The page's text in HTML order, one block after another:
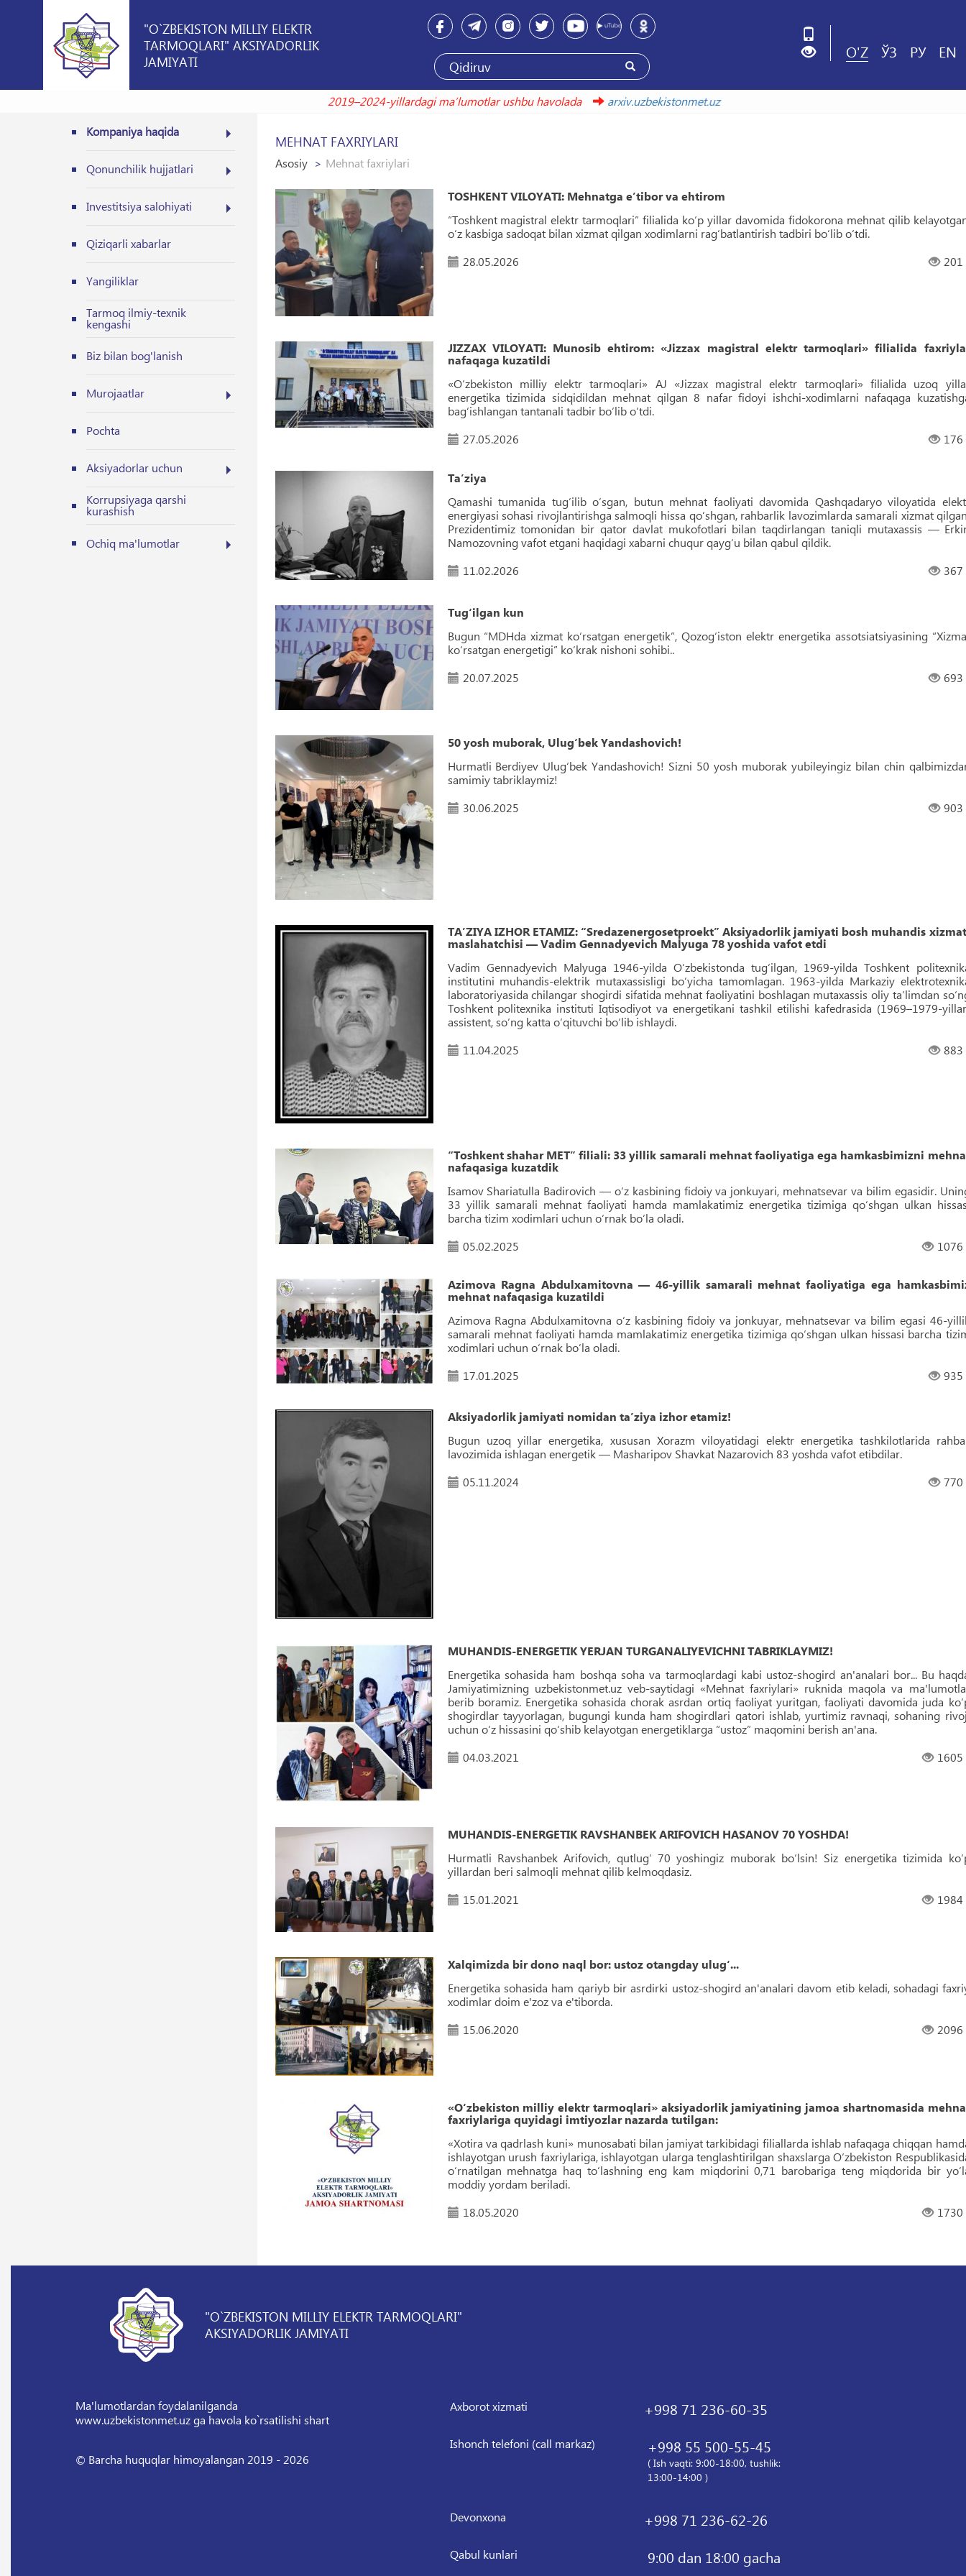
"O`ZBEKISTON MILLIY ELEKTR
TARMOQLARI" AKSIYADORLIK
JAMIYATI
O'Z ЎЗ РУ EN
2019–2024-yillardagi maʼlumotlar ushbu havolada
arxiv.uzbekistonmet.uz
Kompaniya haqida
Qonunchilik hujjatlari
Investitsiya salohiyati
Qiziqarli xabarlar
Yangiliklar
Tarmoq ilmiy-texnik
kengashi
Biz bilan bog'lanish
Murojaatlar
Pochta
Aksiyadorlar uchun
Korrupsiyaga qarshi
kurashish
Ochiq ma'lumotlar
MEHNAT FAXRIYLARI
Asosiy Mehnat faxriylari
TOSHKENT VILOYATI: Mehnatga e’tibor va ehtirom
“Toshkent magistral elektr tarmoqlari” filialida ko‘p yillar davomida fidokorona mehnat qilib
o‘z kasbiga sadoqat bilan xizmat qilgan xodimlarni rag‘batlantirish tadbiri bo‘lib o‘tdi.
28.05.2026
201
JIZZAX VILOYATI: Munosib ehtirom: «Jizzax magistral elektr tarmoqlari» filialida
nafaqaga kuzatildi
«O‘zbekiston milliy elektr tarmoqlari» AJ «Jizzax magistral elektr tarmoqlari» filialida uzoq
energetika tizimida sidqidildan mehnat qilgan 8 nafar fidoyi ishchi-xodimlarni nafaqaga
bagʻishlangan tantanali tadbir bo‘lib o‘tdi.
27.05.2026
176
Taʼziya
Qamashi tumanida tug‘ilib o‘sgan, butun mehnat faoliyati davomida Qashqadaryo viloyatida
energiyasi sohasi rivojlantirishga salmoqli hissa qo‘shgan, rahbarlik lavozimlarda samarali xizmat
Prezidentimiz tomonidan bir qator davlat mukofotlari bilan taqdirlangan taniqli mutaxassis —
Namozovning vafot etgani haqidagi xabarni chuqur qayg‘u bilan qabul qildik.
11.02.2026
367
Tug‘ilgan kun
Bugun “MDHda xizmat ko‘rsatgan energetik”, Qozog‘iston elektr energetika assotsiatsiyasining
ko‘rsatgan energetigi” ko‘krak nishoni sohibi..
20.07.2025
693
50 yosh muborak, Ulug‘bek Yandashovich!
Hurmatli Berdiyev Ulug‘bek Yandashovich! Sizni 50 yosh muborak yubileyingiz bilan chin
samimiy tabriklaymiz!
30.06.2025
903
TAʼZIYA IZHOR ETAMIZ: “Sredazenergosetproekt” Aksiyadorlik jamiyati bosh muhandis
maslahatchisi — Vadim Gennadyevich Malyuga 78 yoshida vafot etdi
Vadim Gennadyevich Malyuga 1946-yilda O‘zbekistonda tug‘ilgan, 1969-yilda Toshkent
institutini muhandis-elektrik mutaxassisligi bo‘yicha tamomlagan. 1963-yilda Markaziy
laboratoriyasida chilangar shogirdi sifatida mehnat faoliyatini boshlagan mutaxassis oliy taʼlimdan
Toshkent politexnika instituti Iqtisodiyot va energetikani tashkil etilishi kafedrasida (1969–1979-
assistent, so‘ng katta o‘qituvchi bo‘lib ishlaydi.
11.04.2025
883
“Toshkent shahar MET” filiali: 33 yillik samarali mehnat faoliyatiga ega hamkasbimizni
nafaqasiga kuzatdik
Isamov Shariatulla Badirovich — o‘z kasbining fidoiy va jonkuyari, mehnatsevar va bilim egasidir.
33 yillik samarali mehnat faoliyati hamda mamlakatimiz energetika tizimiga qo‘shgan ulkan
barcha tizim xodimlari uchun o‘rnak bo‘la oladi.
05.02.2025
1076
Azimova Ragna Abdulxamitovna — 46-yillik samarali mehnat faoliyatiga ega
mehnat nafaqasiga kuzatildi
Azimova Ragna Abdulxamitovna o‘z kasbining fidoiy va jonkuyar, mehnatsevar va bilim egasi 46-
samarali mehnat faoliyati hamda mamlakatimiz energetika tizimiga qo‘shgan ulkan hissasi barcha
xodimlari uchun o‘rnak bo‘la oladi.
17.01.2025
935
Aksiyadorlik jamiyati nomidan taʼziya izhor etamiz!
Bugun uzoq yillar energetika, xususan Xorazm viloyatidagi elektr energetika tashkilotlarida
lavozimida ishlagan energetik — Masharipov Shavkat Nazarovich 83 yoshda vafot etibdilar.
05.11.2024
770
MUHANDIS-ENERGETIK YERJAN TURGANALIYEVICHNI TABRIKLAYMIZ!
Energetika sohasida ham boshqa soha va tarmoqlardagi kabi ustoz-shogird an'analari bor... Bu
Jamiyatimizning uzbekistonmet.uz veb-saytidagi «Mehnat faxriylari» ruknida maqola va
berib boramiz. Energetika sohasida chorak asrdan ortiq faoliyat yuritgan, faoliyati davomida juda
shogirdlar tayyorlagan, bugungi kunda ham shogirdlari qatori ishlab, yurtimiz ravnaqi, sohaning
uchun o‘z hissasini qo‘shib kelayotgan energetiklarga “ustoz” maqomini berish an'ana.
04.03.2021
1605
MUHANDIS-ENERGETIK RAVSHANBEK ARIFOVICH HASANOV 70 YOSHDA!
Hurmatli Ravshanbek Arifovich, qutlug‘ 70 yoshingiz muborak bo‘lsin! Siz energetika tizimida
yillardan beri salmoqli mehnat qilib kelmoqdasiz.
15.01.2021
1984
Xalqimizda bir dono naql bor: ustoz otangday ulug‘...
Energetika sohasida ham qariyb bir asrdirki ustoz-shogird an'analari davom etib keladi, sohadagi
xodimlar doim e'zoz va e'tiborda.
15.06.2020
2096
«O‘zbekiston milliy elektr tarmoqlari» aksiyadorlik jamiyatining jamoa shartnomasida
faxriylariga quyidagi imtiyozlar nazarda tutilgan:
«Xotira va qadrlash kuni» munosabati bilan jamiyat tarkibidagi filiallarda ishlab nafaqaga chiqqan
ishlayotgan urush faxriylariga, ishlayotgan ularga tenglashtirilgan shaxslarga O‘zbekiston
o‘rnatilgan mehnatga haq to‘lashning eng kam miqdorini 0,71 barobariga teng miqdorida bir
moddiy yordam beriladi.
18.05.2020
1730
"O`ZBEKISTON MILLIY ELEKTR TARMOQLARI"
AKSIYADORLIK JAMIYATI
Ma'lumotlardan foydalanilganda
www.uzbekistonmet.uz ga havola ko`rsatilishi shart
© Barcha huquqlar himoyalangan 2019 - 2026
Axborot xizmati +998 71 236-60-35
Ishonch telefoni (call markaz) +998 55 500-55-45
( Ish vaqti: 9:00-18:00, tushlik:
13:00-14:00 )
Devonxona +998 71 236-62-26
Qabul kunlari 9:00 dan 18:00 gacha